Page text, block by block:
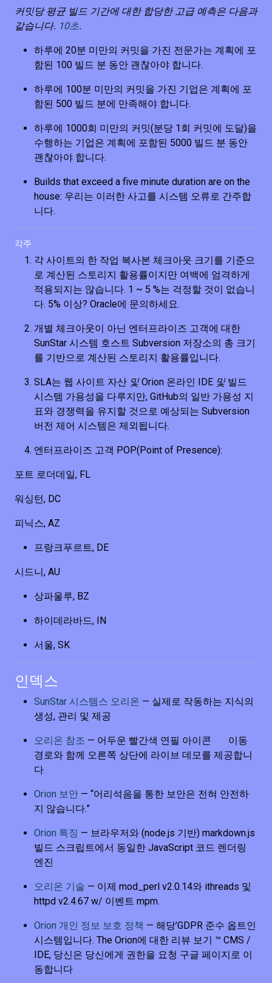
커밋당 평균 빌드 기간에 대한 합당한 고급 예측은 다음과
같습니다. 10초.
하루에 20분 미만의 커밋을 가진 전문가는 계획에 포
함된 100 빌드 분 동안 괜찮아야 합니다.
하루에 100분 미만의 커밋을 가진 기업은 계획에 포
함된 500 빌드 분에 만족해야 합니다.
하루에 1000회 미만의 커밋(분당 1회 커밋에 도달)을
수행하는 기업은 계획에 포함된 5000 빌드 분 동안
괜찮아야 합니다.
Builds that exceed a five minute duration are on the
house: 우리는 이러한 사고를 시스템 오류로 간주합
니다.
각주
각 사이트의 한 작업 복사본 체크아웃 크기를 기준으
로 계산된 스토리지 활용률이지만 여백에 엄격하게
적용되지는 않습니다. 1 ~ 5 %는 걱정할 것이 없습니
다. 5% 이상? Oracle에 문의하세요.
개별 체크아웃이 아닌 엔터프라이즈 고객에 대한
SunStar 시스템 호스트 Subversion 저장소의 총 크기
를 기반으로 계산된 스토리지 활용률입니다.
SLA는 웹 사이트 자산 및Orion 온라인 IDE 및빌드
시스템 가용성을 다루지만, GitHub의 일반 가용성 지
표와 경쟁력을 유지할 것으로 예상되는 Subversion
버전 제어 시스템은 제외됩니다.
엔터프라이즈 고객 POP(Point of Presence):
포트 로더데일, FL
워싱턴, DC
피닉스, AZ
프랑크푸르트, DE
시드니, AU
상파울루, BZ
하이데라바드, IN
서울, SK
인덱스
SunStar 시스템스 오리온 — 실제로 작동하는 지식의
생성, 관리 및 제공
오리온 참조 — 어두운 빨간색 연필 아이콘
이동
경로와 함께 오른쪽 상단에 라이브 데모를 제공합니
다
Orion 보안 — “어리석음을 통한 보안은 전혀 안전하
지 않습니다.”
Orion 특징 — 브라우저와 (node.js 기반) markdown.js
빌드 스크립트에서 동일한 JavaScript 코드 렌더링
엔진
오리온 기술 — 이제 mod_perl v2.0.14와 ithreads 및
httpd v2.4.67 w/ 이벤트 mpm.
Orion 개인 정보 보호 정책 — 해당’GDPR 준수 옵트인
시스템입니다. The Orion에 대한 리뷰 보기 ™ CMS /
IDE, 당신은 당신에게 권한을 요청 구글 페이지로 이
동합니다